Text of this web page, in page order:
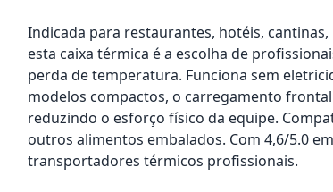
Indicada para restaurantes, hotéis,
esta caixa térmica é a escolha de
perda de temperatura. Funciona sem
modelos compactos, o carregamento
reduzindo o esforço físico da equipe.
outros alimentos embalados. Com 4,6/5.0
transportadores térmicos profissionais.